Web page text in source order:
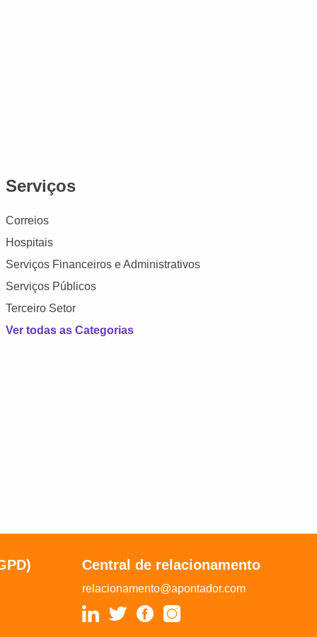
Serviços
Correios
Hospitais
Serviços Financeiros e Administrativos
Serviços Públicos
Terceiro Setor
Ver todas as Categorias
Central de relacionamento
relacionamento@apontador.com